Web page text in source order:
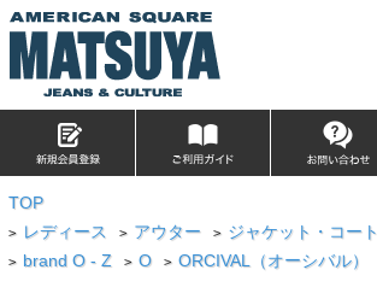
TOP
> レディース > アウター > ジャケット・コート
> brand O - Z > O > ORCIVAL（オーシバル）